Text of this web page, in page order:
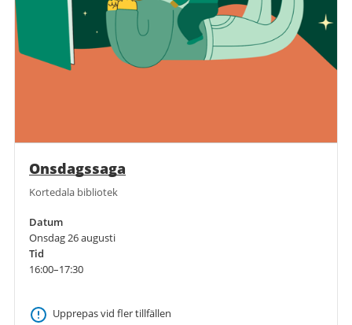
Onsdagssaga
Kortedala bibliotek
Datum
Onsdag 26 augusti
Tid
16:00–17:30
Upprepas vid fler tillfällen